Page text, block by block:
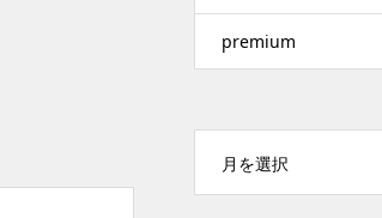
premium
月を選択